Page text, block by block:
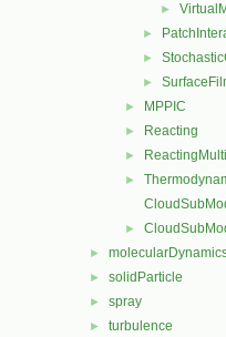
►
►
►
►
► MPPIC
► Reacting
►
►
►
►
► solidParticle
► spray
► turbulence